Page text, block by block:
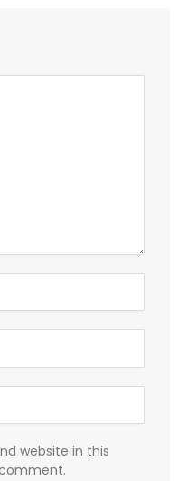
website in this